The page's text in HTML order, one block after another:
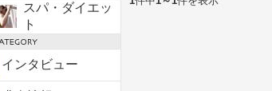
スパ・ダイエッ
ト
インタビュー